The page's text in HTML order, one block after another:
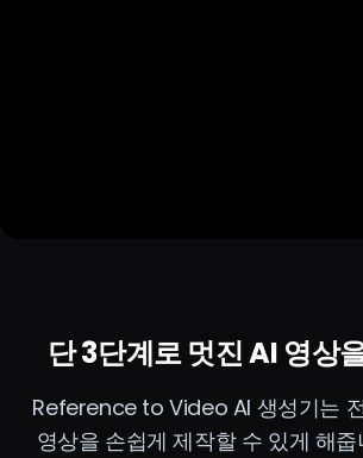
단 3단계로 멋진 AI 영상
Reference to Video AI 생성기는
영상을 손쉽게 제작할 수 있게 해